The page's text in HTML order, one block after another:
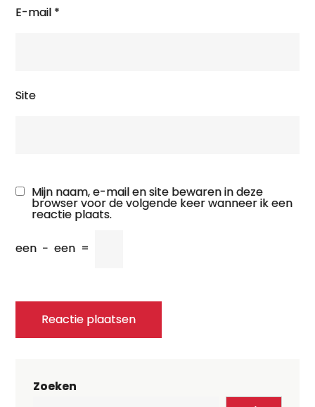
E-mail *
Site
Mijn naam, e-mail en site bewaren in deze
browser voor de volgende keer wanneer ik een
reactie plaats.
een − een =
Zoeken